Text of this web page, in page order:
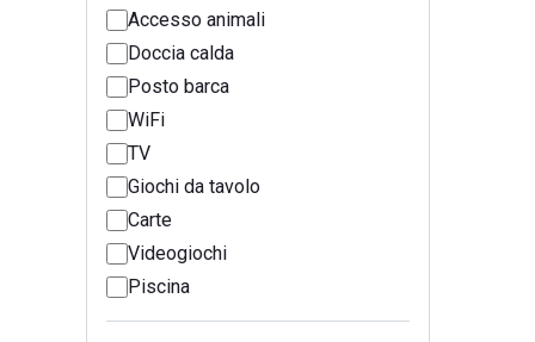
Accesso animali
Doccia calda
Posto barca
WiFi
TV
Giochi da tavolo
Carte
Videogiochi
Piscina